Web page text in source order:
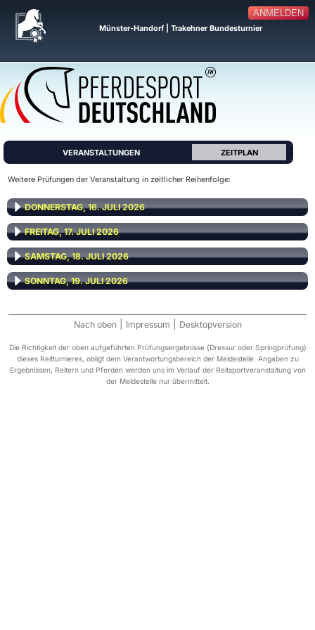
ANMELDEN
Münster-Handorf | Trakehner Bundesturnier
VERANSTALTUNGEN ZEITPLAN
Weitere Prüfungen der Veranstaltung in zeitlicher Reihenfolge:
DONNERSTAG, 16. JULI 2026
FREITAG, 17. JULI 2026
SAMSTAG, 18. JULI 2026
SONNTAG, 19. JULI 2026
Nach oben Impressum Desktopversion
Die Richtigkeit der oben aufgeführten Prüfungsergebnisse (Dressur oder Springprüfung)
dieses Reitturnieres, obligt dem Verantwortungsbereich der Meldestelle. Angaben zu
Ergebnissen, Reitern und Pferden werden uns im Verlauf der Reitsportveranstaltung von
der Meldestelle nur übermittelt.